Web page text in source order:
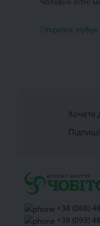
Україна, нубук,
Хочете
+38 (068)
+38 (093)